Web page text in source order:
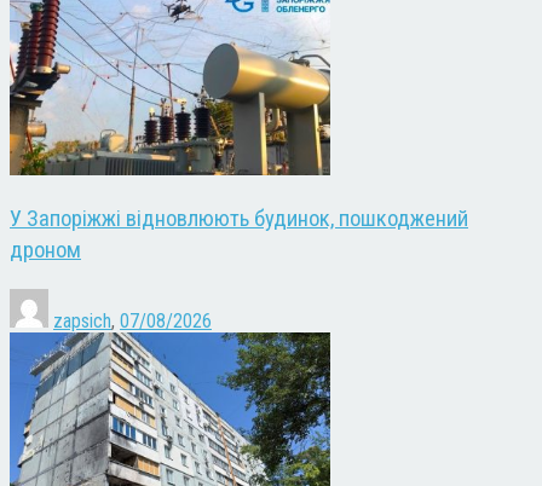
У Запоріжжі відновлюють будинок, пошкоджений
дроном
zapsich, 07/08/2026